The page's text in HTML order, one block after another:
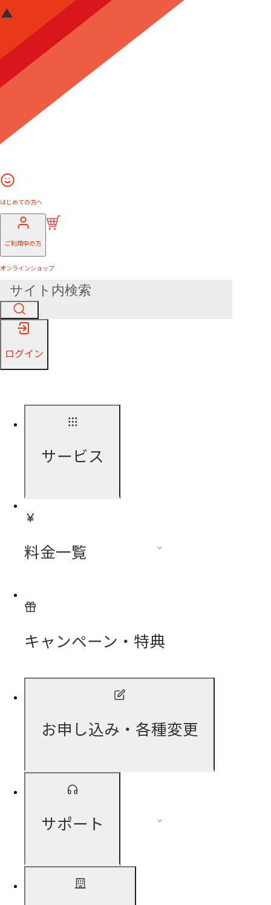
はじめての方へ
ご利用中の方
オンラインショップ
ログイン
サービス
料金一覧
キャンペーン・特典
お申し込み・各種変更
サポート